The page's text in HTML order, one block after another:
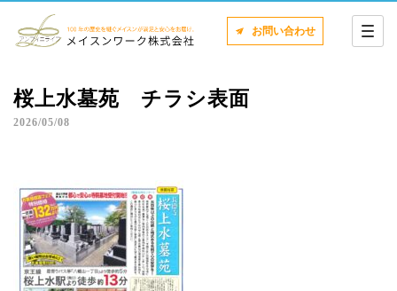
お問い合わせ
桜上水墓苑 チラシ表面
2026/05/08